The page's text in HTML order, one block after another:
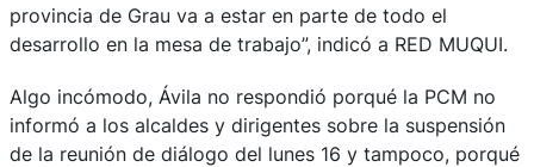
provincia de Grau va a estar en parte de todo el
desarrollo en la mesa de trabajo”, indicó a RED MUQUI.
Algo incómodo, Ávila no respondió porqué la PCM no
informó a los alcaldes y dirigentes sobre la suspensión
de la reunión de diálogo del lunes 16 y tampoco, porqué